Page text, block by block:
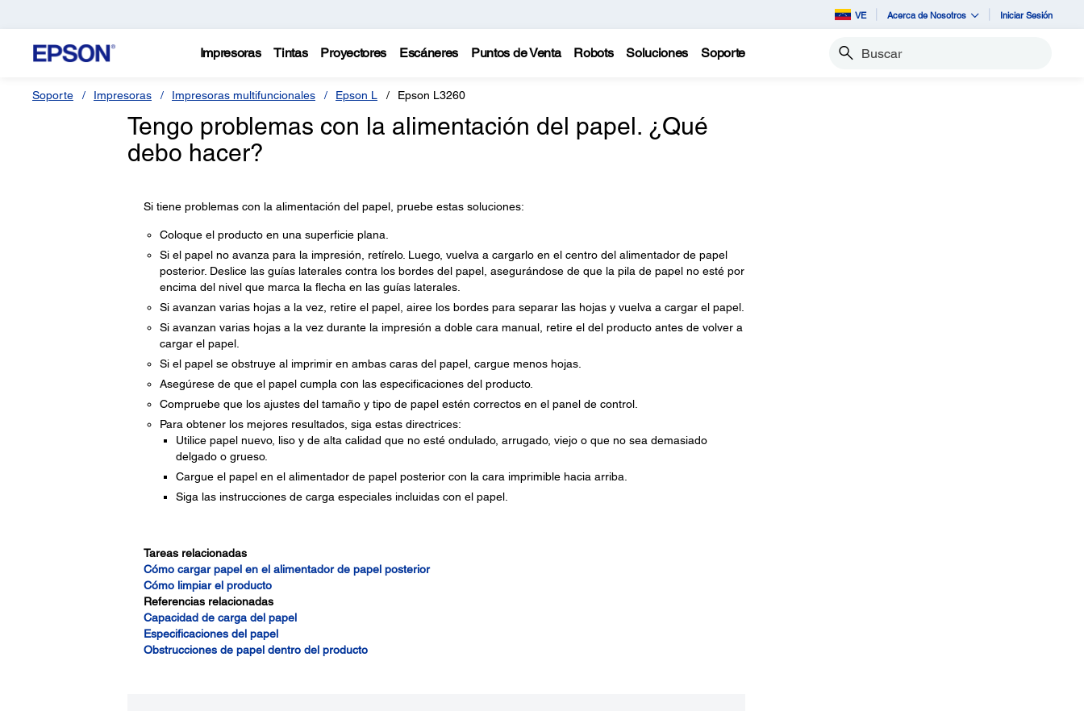
VE Acerca de Nosotros Iniciar Sesión
Impresoras Tintas Proyectores Escáneres Puntos de Venta Robots Soluciones Soporte Buscar
Soporte Impresoras Impresoras multifuncionales Epson L Epson L3260
Tengo problemas con la alimentación del papel. ¿Qué
debo hacer?
Si tiene problemas con la alimentación del papel, pruebe estas soluciones:
Coloque el producto en una superficie plana.
Si el papel no avanza para la impresión, retírelo. Luego, vuelva a cargarlo en el centro del alimentador de papel
posterior. Deslice las guías laterales contra los bordes del papel, asegurándose de que la pila de papel no esté por
encima del nivel que marca la flecha en las guías laterales.
Si avanzan varias hojas a la vez, retire el papel, airee los bordes para separar las hojas y vuelva a cargar el papel.
Si avanzan varias hojas a la vez durante la impresión a doble cara manual, retire el del producto antes de volver a
cargar el papel.
Si el papel se obstruye al imprimir en ambas caras del papel, cargue menos hojas.
Asegúrese de que el papel cumpla con las especificaciones del producto.
Compruebe que los ajustes del tamaño y tipo de papel estén correctos en el panel de control.
Para obtener los mejores resultados, siga estas directrices:
Utilice papel nuevo, liso y de alta calidad que no esté ondulado, arrugado, viejo o que no sea demasiado
delgado o grueso.
Cargue el papel en el alimentador de papel posterior con la cara imprimible hacia arriba.
Siga las instrucciones de carga especiales incluidas con el papel.
Tareas relacionadas
Cómo cargar papel en el alimentador de papel posterior
Cómo limpiar el producto
Referencias relacionadas
Capacidad de carga del papel
Especificaciones del papel
Obstrucciones de papel dentro del producto